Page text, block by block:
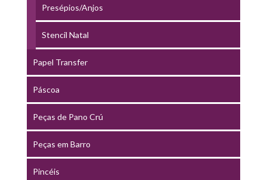
Presépios/Anjos
Stencil Natal
Papel Transfer
Páscoa
Peças de Pano Crú
Peças em Barro
Pincéis